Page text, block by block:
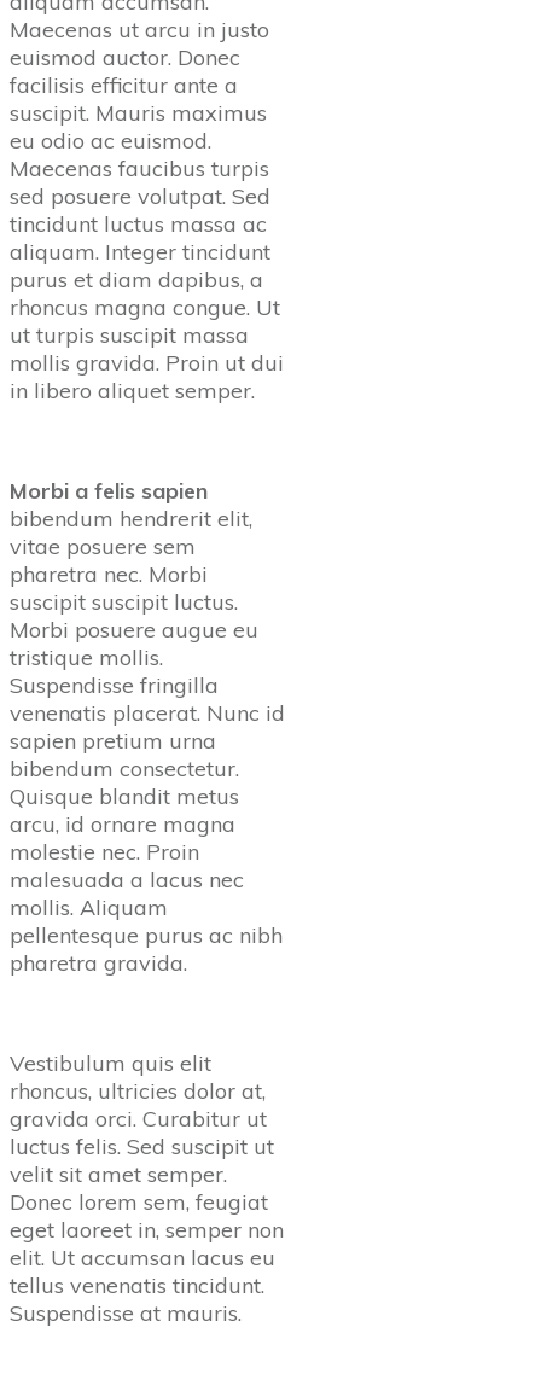
Maecenas ut arcu in justo
euismod auctor. Donec
facilisis efficitur ante a
suscipit. Mauris maximus
eu odio ac euismod.
Maecenas faucibus turpis
sed posuere volutpat. Sed
tincidunt luctus massa ac
aliquam. Integer tincidunt
purus et diam dapibus, a
rhoncus magna congue. Ut
ut turpis suscipit massa
mollis gravida. Proin ut dui
in libero aliquet semper.
Morbi a felis sapien
bibendum hendrerit elit,
vitae posuere sem
pharetra nec. Morbi
suscipit suscipit luctus.
Morbi posuere augue eu
tristique mollis.
Suspendisse fringilla
venenatis placerat. Nunc id
sapien pretium urna
bibendum consectetur.
Quisque blandit metus
arcu, id ornare magna
molestie nec. Proin
malesuada a lacus nec
mollis. Aliquam
pellentesque purus ac nibh
pharetra gravida.
Vestibulum quis elit
rhoncus, ultricies dolor at,
gravida orci. Curabitur ut
luctus felis. Sed suscipit ut
velit sit amet semper.
Donec lorem sem, feugiat
eget laoreet in, semper non
elit. Ut accumsan lacus eu
tellus venenatis tincidunt.
Suspendisse at mauris.